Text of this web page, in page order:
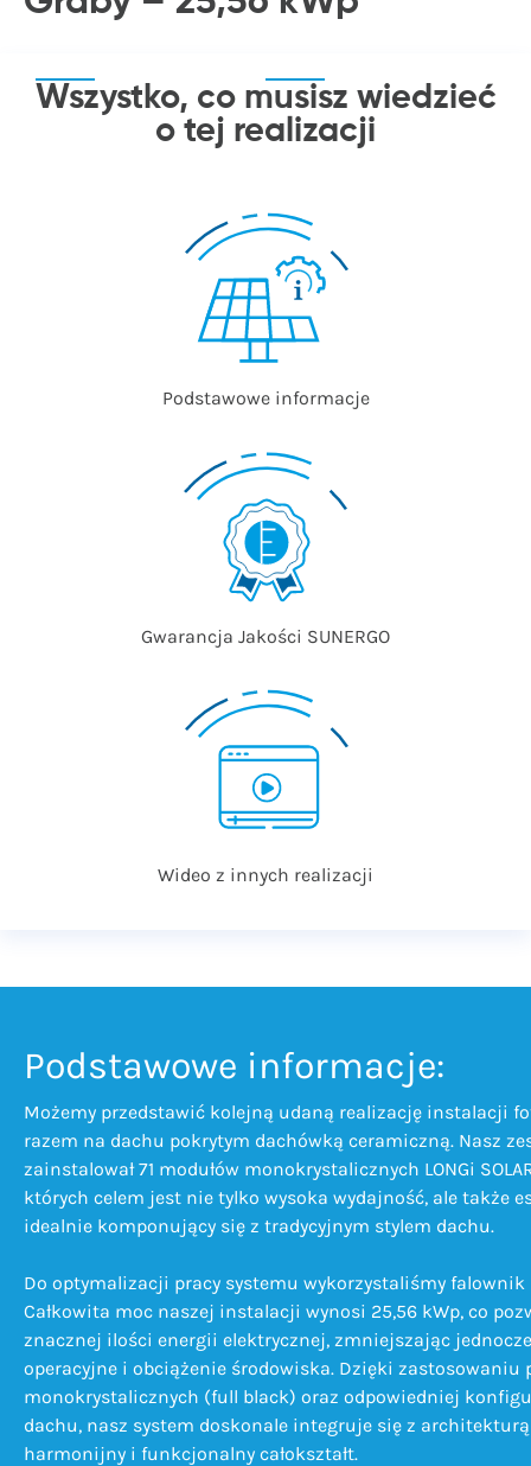
Wszystko, co musisz wiedzieć
o tej realizacji
Podstawowe informacje
Gwarancja Jakości SUNERGO
Wideo z innych realizacji
Podstawowe informacje:
Możemy przedstawić kolejną udaną realizację instalacji
razem na dachu pokrytym dachówką ceramiczną. Nasz
zainstalował 71 modułów monokrystalicznych LONGi
których celem jest nie tylko wysoka wydajność, ale także
idealnie komponujący się z tradycyjnym stylem dachu.
Do optymalizacji pracy systemu wykorzystaliśmy falownik
Całkowita moc naszej instalacji wynosi 25,56 kWp, co
znacznej ilości energii elektrycznej, zmniejszając
operacyjne i obciążenie środowiska. Dzięki zastosowaniu
monokrystalicznych (full black) oraz odpowiedniej
dachu, nasz system doskonale integruje się z
harmonijny i funkcjonalny całokształt.